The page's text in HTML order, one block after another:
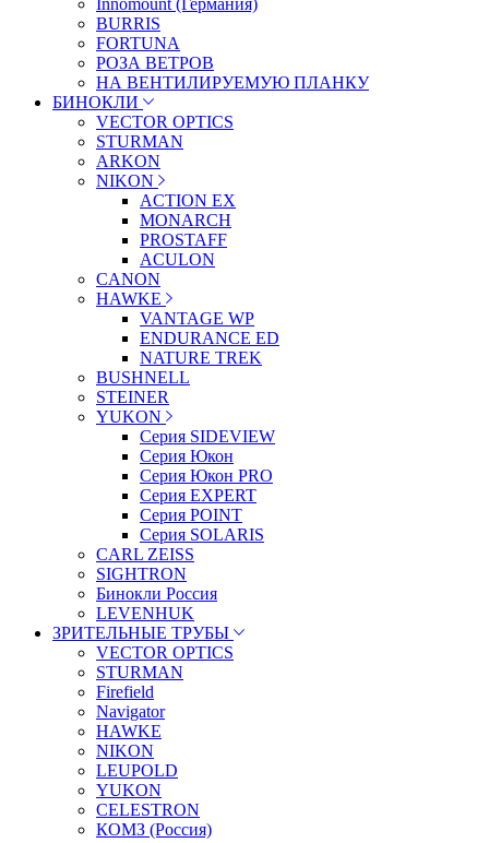
Innomount (Германия)
BURRIS
FORTUNA
РОЗА ВЕТРОВ
НА ВЕНТИЛИРУЕМУЮ ПЛАНКУ
БИНОКЛИ
VECTOR OPTICS
STURMAN
ARKON
NIKON
ACTION EX
MONARCH
PROSTAFF
ACULON
CANON
HAWKE
VANTAGE WP
ENDURANCE ED
NATURE TREK
BUSHNELL
STEINER
YUKON
Серия SIDEVIEW
Серия Юкон
Серия Юкон PRO
Серия EXPERT
Серия POINT
Серия SOLARIS
CARL ZEISS
SIGHTRON
Бинокли Россия
LEVENHUK
ЗРИТЕЛЬНЫЕ ТРУБЫ
VECTOR OPTICS
STURMAN
Firefield
Navigator
HAWKE
NIKON
LEUPOLD
YUKON
CELESTRON
КОМЗ (Россия)